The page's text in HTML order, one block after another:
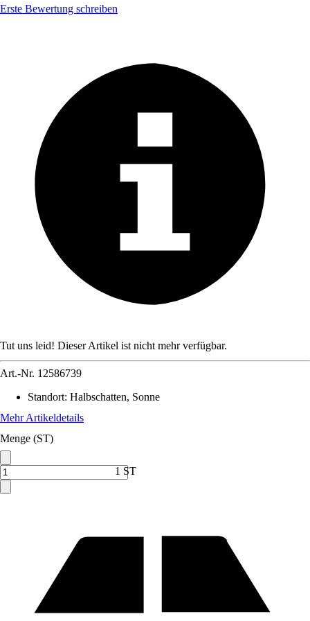
Erste Bewertung schreiben
Tut uns leid! Dieser Artikel ist nicht mehr verfügbar.
Art.-Nr. 12586739
Standort: Halbschatten, Sonne
Mehr Artikeldetails
Menge (ST)
1 ST